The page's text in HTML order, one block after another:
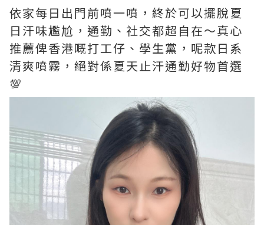
依家每日出門前噴一噴，終於可以擺脫夏
日汗味尷尬，通勤、社交都超自在～真心
推薦俾香港嘅打工仔、學生黨，呢款日系
清爽噴霧，絕對係夏天止汗通勤好物首選
💯